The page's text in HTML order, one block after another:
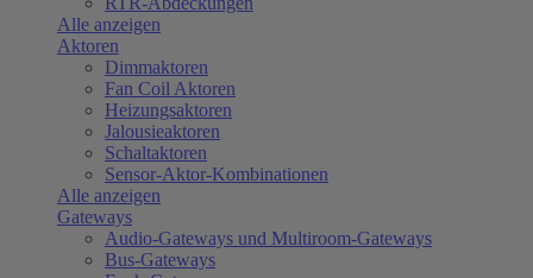
Alle anzeigen
Aktoren
Dimmaktoren
Fan Coil Aktoren
Heizungsaktoren
Jalousieaktoren
Schaltaktoren
Sensor-Aktor-Kombinationen
Alle anzeigen
Gateways
Audio-Gateways und Multiroom-Gateways
Bus-Gateways